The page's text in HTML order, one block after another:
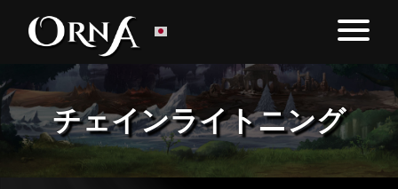
チェインライトニング